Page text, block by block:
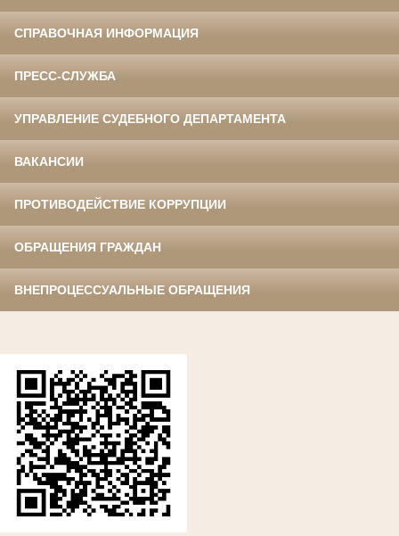
СПРАВОЧНАЯ ИНФОРМАЦИЯ
ПРЕСС-СЛУЖБА
УПРАВЛЕНИЕ СУДЕБНОГО ДЕПАРТАМЕНТА
ВАКАНСИИ
ПРОТИВОДЕЙСТВИЕ КОРРУПЦИИ
ОБРАЩЕНИЯ ГРАЖДАН
ВНЕПРОЦЕССУАЛЬНЫЕ ОБРАЩЕНИЯ